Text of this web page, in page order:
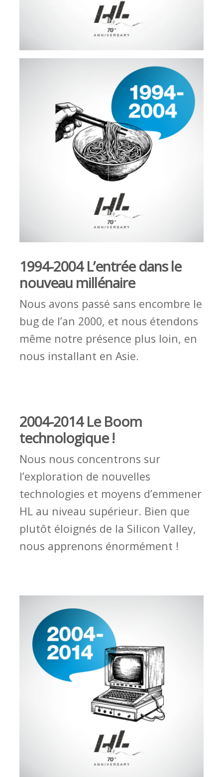
1994-2004 L’entrée dans le
nouveau millénaire
Nous avons passé sans encombre le
bug de l’an 2000, et nous étendons
même notre présence plus loin, en
nous installant en Asie.
2004-2014 Le Boom
technologique !
Nous nous concentrons sur
l’exploration de nouvelles
technologies et moyens d’emmener
HL au niveau supérieur. Bien que
plutôt éloignés de la Silicon Valley,
nous apprenons énormément !